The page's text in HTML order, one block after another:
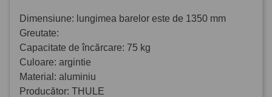
Dimensiune: lungimea barelor este de 1350 mm
Greutate:
Capacitate de încărcare: 75 kg
Culoare: argintie
Material: aluminiu
Producător: THULE